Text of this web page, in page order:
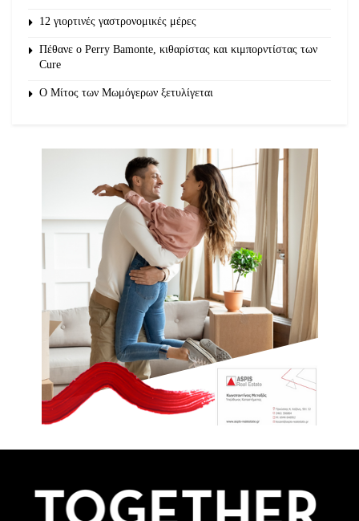
12 γιορτινές γαστρονομικές μέρες
Πέθανε ο Perry Bamonte, κιθαρίστας και κιμπορντίστας των
Cure
O Μίτος των Μωμόγερων ξετυλίγεται